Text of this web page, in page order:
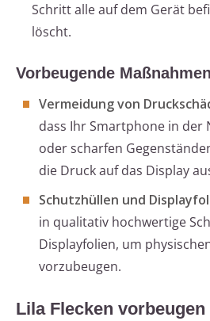
Schritt alle auf dem Gerät
löscht.
Vorbeugende Maßnahmen
Vermeidung von
dass Ihr Smartphone in der
oder scharfen
die Druck auf das Display
Schutzhüllen und
in qualitativ hochwertige
Displayfolien, um
vorzubeugen.
Lila Flecken